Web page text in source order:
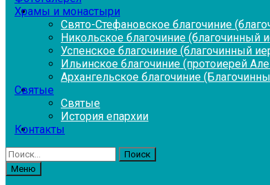
Храмы и монастыри
Свято-Стефановское благочиние
Никольское благочиние (благочинный
Успенское благочиние (благочинный
Ильинское благочиние (протоиерей
Архангельское благочиние
Святые
Святые
История епархии
Контакты
Найти:
Меню